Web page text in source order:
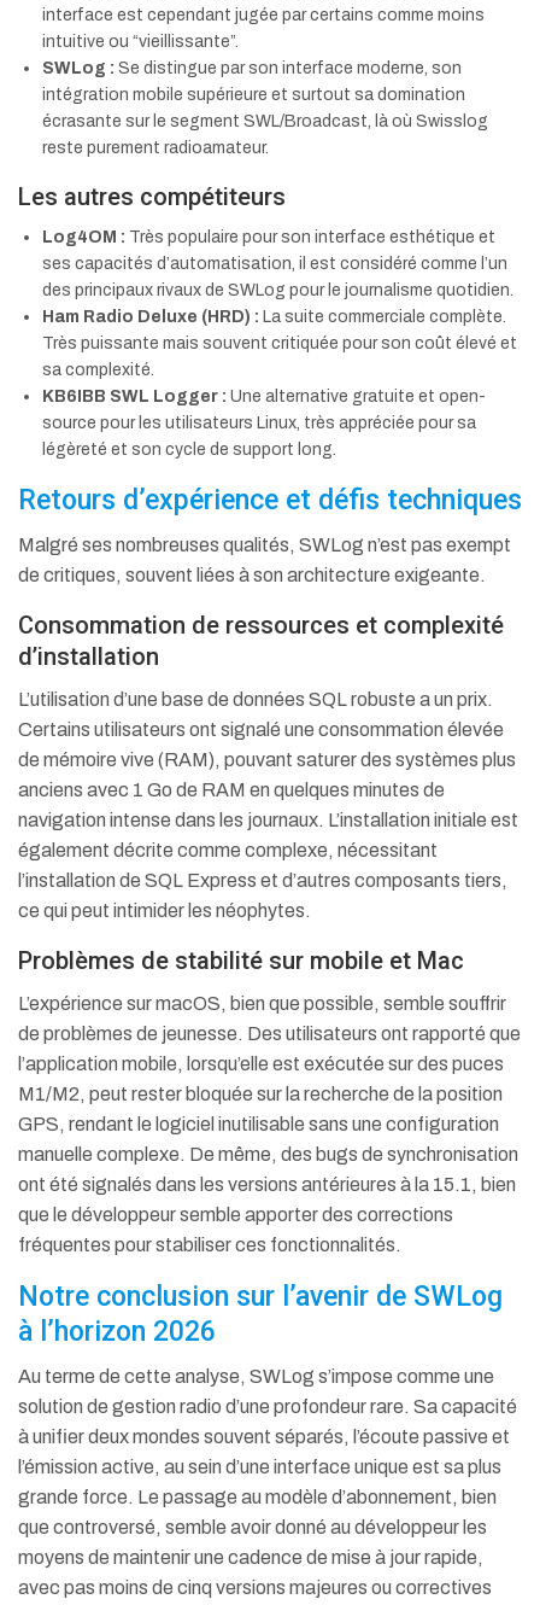
interface est cependant jugée par certains comme moins
intuitive ou “vieillissante”.
SWLog : Se distingue par son interface moderne, son
intégration mobile supérieure et surtout sa domination
écrasante sur le segment SWL/Broadcast, là où Swisslog
reste purement radioamateur.
Les autres compétiteurs
Log4OM : Très populaire pour son interface esthétique et
ses capacités d’automatisation, il est considéré comme l’un
des principaux rivaux de SWLog pour le journalisme quotidien.
Ham Radio Deluxe (HRD) : La suite commerciale complète.
Très puissante mais souvent critiquée pour son coût élevé et
sa complexité.
KB6IBB SWL Logger : Une alternative gratuite et open-
source pour les utilisateurs Linux, très appréciée pour sa
légèreté et son cycle de support long.
Retours d’expérience et défis techniques
Malgré ses nombreuses qualités, SWLog n’est pas exempt
de critiques, souvent liées à son architecture exigeante.
Consommation de ressources et complexité
d’installation
L’utilisation d’une base de données SQL robuste a un prix.
Certains utilisateurs ont signalé une consommation élevée
de mémoire vive (RAM), pouvant saturer des systèmes plus
anciens avec 1 Go de RAM en quelques minutes de
navigation intense dans les journaux. L’installation initiale est
également décrite comme complexe, nécessitant
l’installation de SQL Express et d’autres composants tiers,
ce qui peut intimider les néophytes.
Problèmes de stabilité sur mobile et Mac
L’expérience sur macOS, bien que possible, semble souffrir
de problèmes de jeunesse. Des utilisateurs ont rapporté que
l’application mobile, lorsqu’elle est exécutée sur des puces
M1/M2, peut rester bloquée sur la recherche de la position
GPS, rendant le logiciel inutilisable sans une configuration
manuelle complexe. De même, des bugs de synchronisation
ont été signalés dans les versions antérieures à la 15.1, bien
que le développeur semble apporter des corrections
fréquentes pour stabiliser ces fonctionnalités.
Notre conclusion sur l’avenir de SWLog
à l’horizon 2026
Au terme de cette analyse, SWLog s’impose comme une
solution de gestion radio d’une profondeur rare. Sa capacité
à unifier deux mondes souvent séparés, l’écoute passive et
l’émission active, au sein d’une interface unique est sa plus
grande force. Le passage au modèle d’abonnement, bien
que controversé, semble avoir donné au développeur les
moyens de maintenir une cadence de mise à jour rapide,
avec pas moins de cinq versions majeures ou correctives